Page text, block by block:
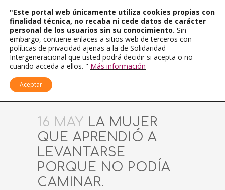
16 MAY LA MUJER
QUE APRENDIÓ A
LEVANTARSE
PORQUE NO PODÍA
CAMINAR.
"Este portal web únicamente utiliza cookies propias con
finalidad técnica, no recaba ni cede datos de carácter
personal de los usuarios sin su conocimiento. Sin
embargo, contiene enlaces a sitios web de terceros con
políticas de privacidad ajenas a la de Solidaridad
Intergeneracional que usted podrá decidir si acepta o no
cuando acceda a ellos. " Más información
Aceptar